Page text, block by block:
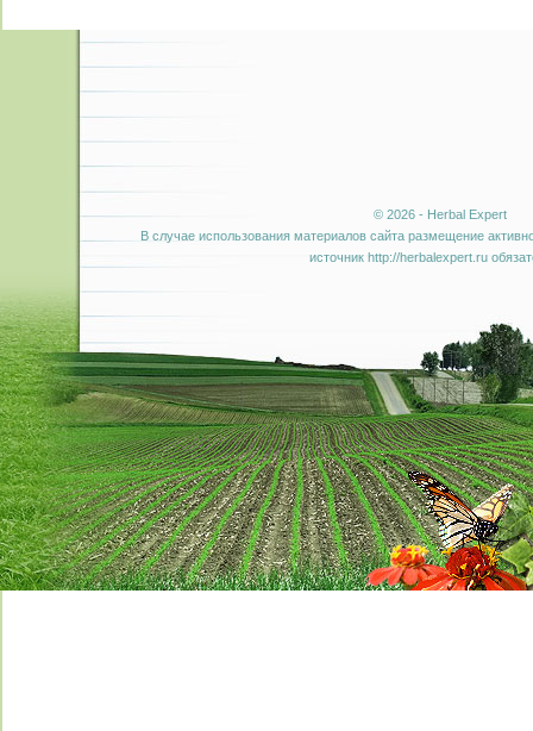
© 2026 - Herbal Expert
В случае использования материалов сайта размещение
источник http://herbalexpert.ru